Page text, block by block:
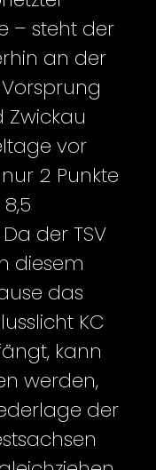
– steht der
an der
vor
2 Punkte
der TSV
diesem
das
KC
kann
werden,
der